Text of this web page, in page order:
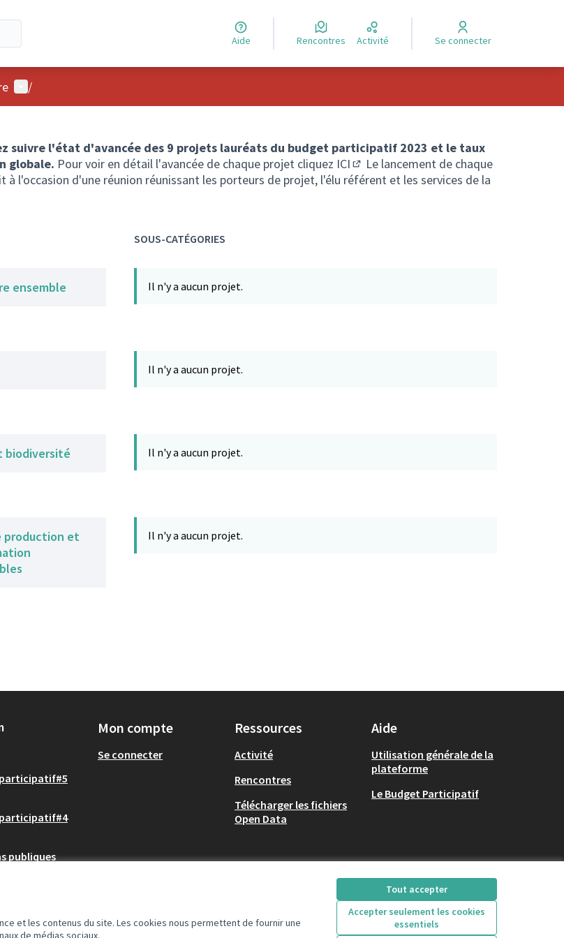
et les contenus du site. Les cookies nous permettent de fournir une
de médias sociaux.
Tout accepter
Accepter seulement les cookies
essentiels
Aide Rencontres Activité Se connecter
Menu utilisateur
/
suivre l'état d'avancée des 9 projets lauréats du budget participatif 2023 et le taux
globale. Pour voir en détail l'avancée de chaque projet cliquez ICI
(S'ouvre dans un nouvel onglet)
Le lancement de chaque
à l'occasion d'une réunion réunissant les porteurs de projet, l'élu référent et les services de la
ensemble
SOUS-CATÉGORIES
Il n'y a aucun projet.
Il n'y a aucun projet.
biodiversité Il n'y a aucun projet.
production et
Il n'y a aucun projet.
publiques
Mon compte
Se connecter
Ressources
Activité
Rencontres
Télécharger les fichiers
Open Data
Aide
Utilisation générale de la
plateforme
Le Budget Participatif